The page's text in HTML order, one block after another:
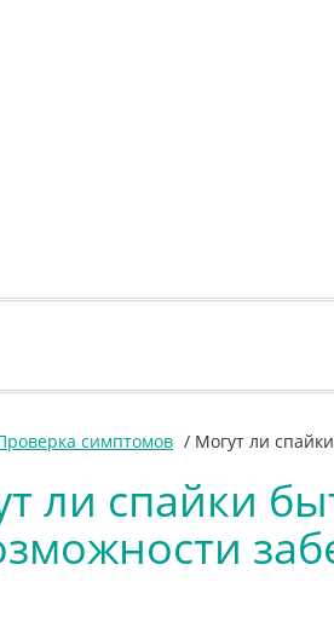
симптомов / Могут ли
ли спайки